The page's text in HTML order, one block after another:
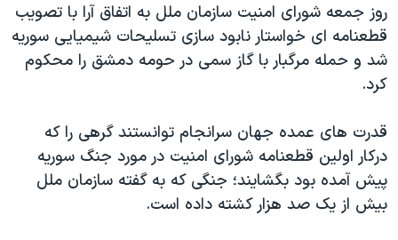
قانون شفافیت دارائی کادر رهبری ایران
اعتراضات مردمی آبان ۹۸
همایش محافظه‌کاران آمریکا «سی‌پک»
صفحه‌های ویژه
سفر پرزیدنت ترامپ به چین
روز جمعه شورای امنیت سازمان ملل به اتفاق آرا با تصویب
قطعنامه ای خواستار نابود سازی تسلیحات شیمیایی سوریه
شد و حمله مرگبار با گاز سمی در حومه دمشق را محکوم
کرد.
قدرت های عمده جهان سرانجام توانستند گرهی را که
درکار اولین قطعنامه شورای امنیت در مورد جنگ سوریه
پیش آمده بود بگشایند؛ جنگی که به گفته سازمان ملل
بیش از یک صد هزار کشته داده است.